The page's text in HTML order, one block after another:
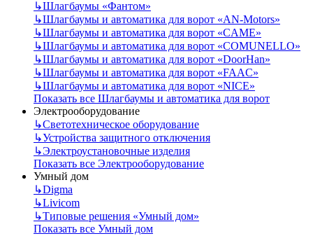
↳Шлагбаумы «Фантом»
↳Шлагбаумы и автоматика для ворот «AN-Motors»
↳Шлагбаумы и автоматика для ворот «CAME»
↳Шлагбаумы и автоматика для ворот «COMUNELLO»
↳Шлагбаумы и автоматика для ворот «DoorHan»
↳Шлагбаумы и автоматика для ворот «FAAC»
↳Шлагбаумы и автоматика для ворот «NICE»
Показать все Шлагбаумы и автоматика для ворот
Электрооборудование
↳Светотехническое оборудование
↳Устройства защитного отключения
↳Электроустановочные изделия
Показать все Электрооборудование
Умный дом
↳Digma
↳Livicom
↳Типовые решения «Умный дом»
Показать все Умный дом